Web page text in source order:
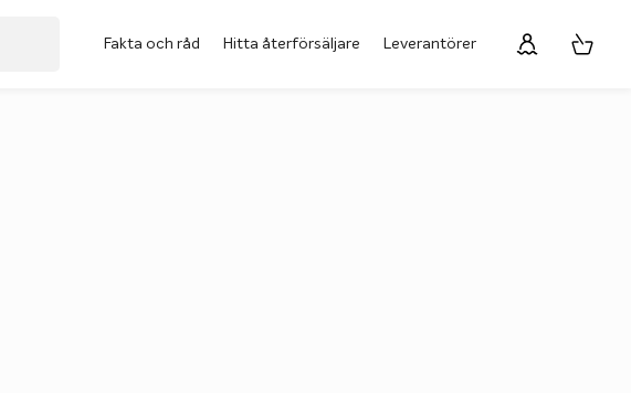
Fakta och råd Hitta återförsäljare Leverantörer